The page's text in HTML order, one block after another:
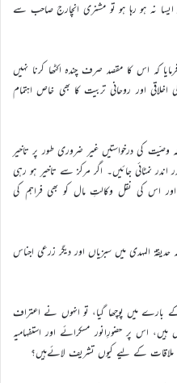
ایسا نہ ہو رہا ہو تو مشنری انچارج صاحب سے
کہ اس کا مقصد صرف چندہ اکٹھا کرنا نہیں
اور روحانی تربیت کا بھی خاص اہتمام
وصیّت کی درخواستیں غیر ضروری طور پر تاخیر
نمٹائی جائیں۔ اگر مرکز سے تاخیر ہو رہی
اور اس کی نقل وکالتِ مال کو بھی فراہم کی
حدیقۃ المہدی میں سبزیاں اور دیگر زرعی اجناس
بارے میں پوچھا گیا، تو انہوں نے اعتراف
اس پر حضورِانور مسکرائے اور استفہامیہ
ملاقات کے لیے کیوں تشریف لائےہیں؟